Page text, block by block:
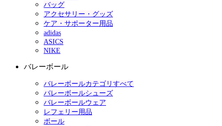
バッグ
アクセサリー・グッズ
ケア・サポーター用品
adidas
ASICS
NIKE
バレーボール
バレーボールカテゴリすべて
バレーボールシューズ
バレーボールウェア
レフェリー用品
ボール